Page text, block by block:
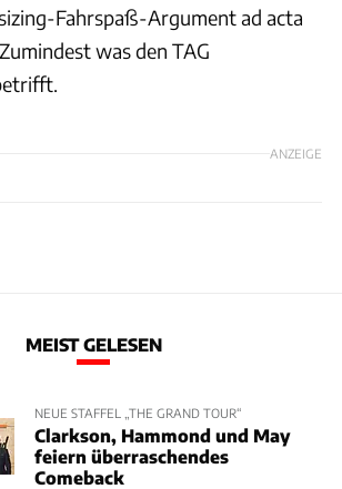
Fahrspaß-Argument ad acta
was den TAG
ANZEIGE
MEIST GELESEN
NEUE STAFFEL „THE GRAND TOUR“
Clarkson, Hammond und May
feiern überraschendes
Comeback